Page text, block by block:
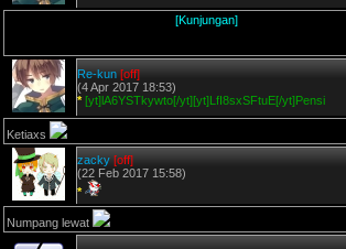
[Kunjungan]
Re-kun [off]
(4 Apr 2017 18:53)
* [yt]lA6YSTkywto[/yt][yt]LfI8sxSFtuE[/yt]Pensi
Ketiaxs
zacky [off]
(22 Feb 2017 15:58)
*
Numpang lewat